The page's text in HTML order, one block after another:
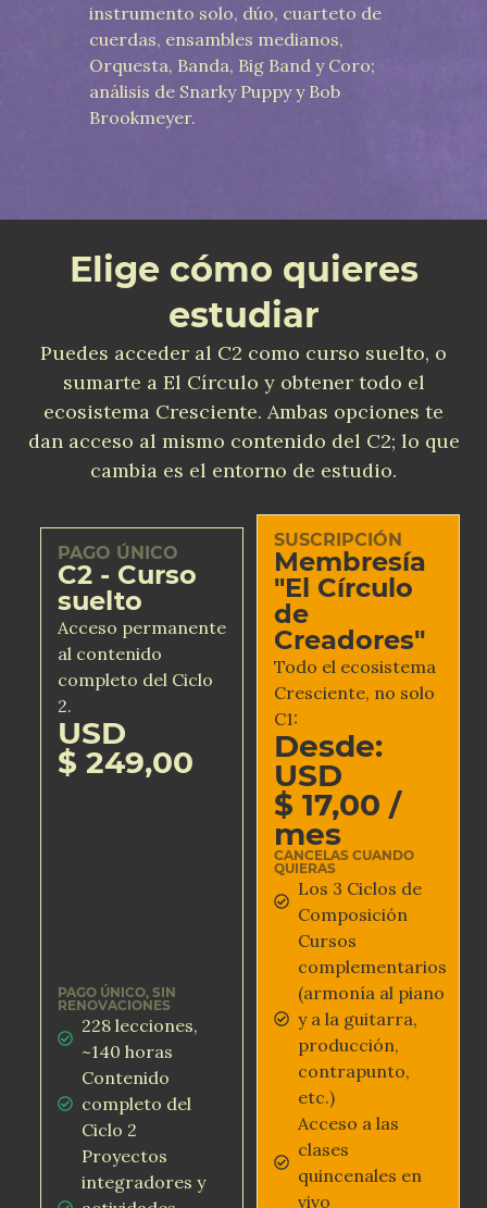
instrumento solo, dúo, cuarteto de
cuerdas, ensambles medianos,
Orquesta, Banda, Big Band y Coro;
análisis de Snarky Puppy y Bob
Brookmeyer.
Elige cómo quieres
estudiar
Puedes acceder al C2 como curso suelto, o
sumarte a El Círculo y obtener todo el
ecosistema Cresciente. Ambas opciones te
dan acceso al mismo contenido del C2; lo que
cambia es el entorno de estudio.
PAGO ÚNICO
C2 - Curso
suelto
Acceso permanente
al contenido
completo del Ciclo
2.
USD
$ 249,00
PAGO ÚNICO, SIN
RENOVACIONES
228 lecciones,
~140 horas
Contenido
completo del
Ciclo 2
Proyectos
integradores y
SUSCRIPCIÓN
Membresía
"El Círculo
de
Creadores"
Todo el ecosistema
Cresciente, no solo
C1:
Desde:
USD
$ 17,00 /
mes
CANCELAS CUANDO
QUIERAS
Los 3 Ciclos de
Composición
Cursos
complementarios
(armonía al piano
y a la guitarra,
producción,
contrapunto,
etc.)
Acceso a las
clases
quincenales en
vivo